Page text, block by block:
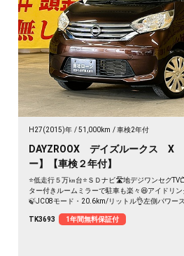
H27(2015)年 51,000km 車検2年付
DAYZROOX デイズルークス X
ー】【車検２年付】
⭐低走行５万㎞台⭐ＳＤナビ🛣️地デジワンセグ
ター付きルームミラーで駐車も楽々😆アイドリ
🍃JC08モード・20.6km/リットル👌左側パワー
山乗せられます💺📦高い天井で乗り降りも荷物の
TK3693 1年間無料保証付